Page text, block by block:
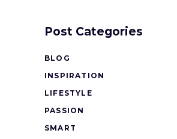
Post Categories
BLOG
INSPIRATION
LIFESTYLE
PASSION
SMART